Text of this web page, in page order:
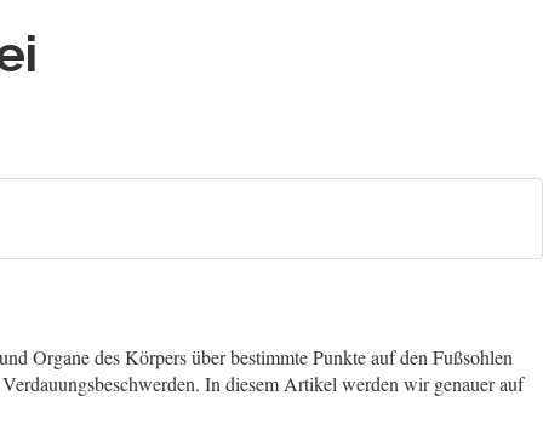
Organe des Körpers über bestimmte Punkte auf den Fußsohlen
In diesem Artikel werden wir genauer auf